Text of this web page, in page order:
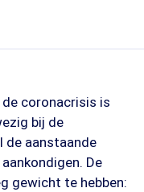
coronacrisis is
bij de
de aanstaande
De
gewicht te hebben: